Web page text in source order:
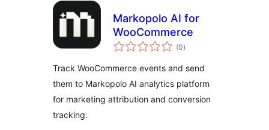
Markopolo AI for
WooCommerce
(0कुल
दर)
Track WooCommerce events and send
them to Markopolo AI analytics platform
for marketing attribution and conversion
tracking.